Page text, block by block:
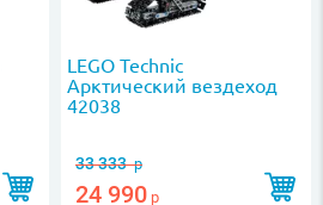
LEGO Technic
Арктический вездеход
42038
33 333р
24 990 р